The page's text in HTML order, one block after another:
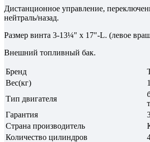
Дистанционное управление,
нейтраль/назад.
Размер винта 3-13¼" x 17"-L. (левое
Внешний топливный бак.
Бренд
Вес(кг)
Тип двигателя
Гарантия
Страна производитель
Количество цилиндров